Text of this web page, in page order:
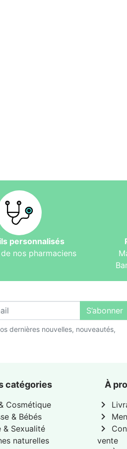
personnalisés
nos pharmaciens
S’abonner
dernières nouvelles, nouveautés,
catégories
Cosmétique
& Bébés
& Sexualité
naturelles
À
chevron_right
chevron_right
chevron_right
vente